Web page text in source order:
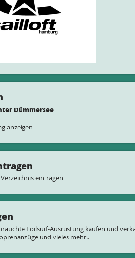
Dümmersee
anzeigen
eintragen
Foilsurf-Ausrüstung kaufen und
und vieles mehr...